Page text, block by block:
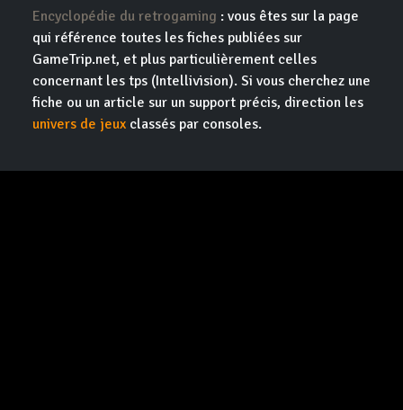
Encyclopédie du retrogaming : vous êtes sur la page
qui référence toutes les fiches publiées sur
GameTrip.net, et plus particulièrement celles
concernant les tps (Intellivision). Si vous cherchez une
fiche ou un article sur un support précis, direction les
univers de jeux classés par consoles.